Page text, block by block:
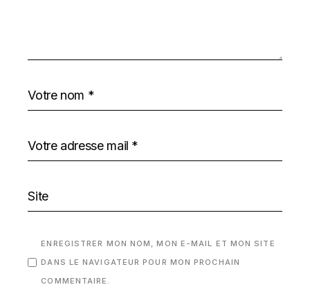
ENREGISTRER MON NOM, MON E-MAIL ET MON SITE
DANS LE NAVIGATEUR POUR MON PROCHAIN
COMMENTAIRE.